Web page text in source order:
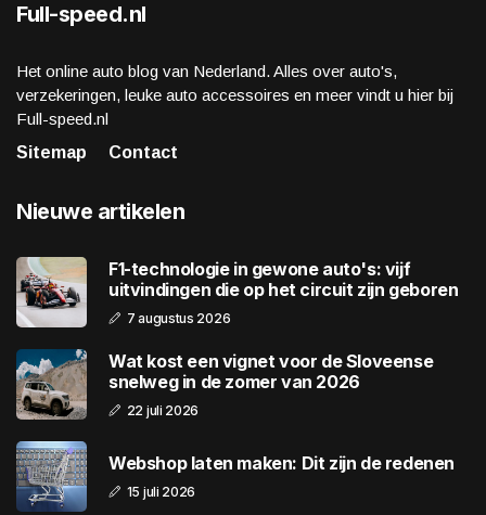
Full-speed.nl
Het online auto blog van Nederland. Alles over auto's,
verzekeringen, leuke auto accessoires en meer vindt u hier bij
Full-speed.nl
Sitemap
Contact
Nieuwe artikelen
F1-technologie in gewone auto's: vijf
uitvindingen die op het circuit zijn geboren
7 augustus 2026
Wat kost een vignet voor de Sloveense
snelweg in de zomer van 2026
22 juli 2026
Webshop laten maken: Dit zijn de redenen
15 juli 2026